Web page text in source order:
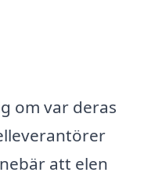
om var deras
att elen